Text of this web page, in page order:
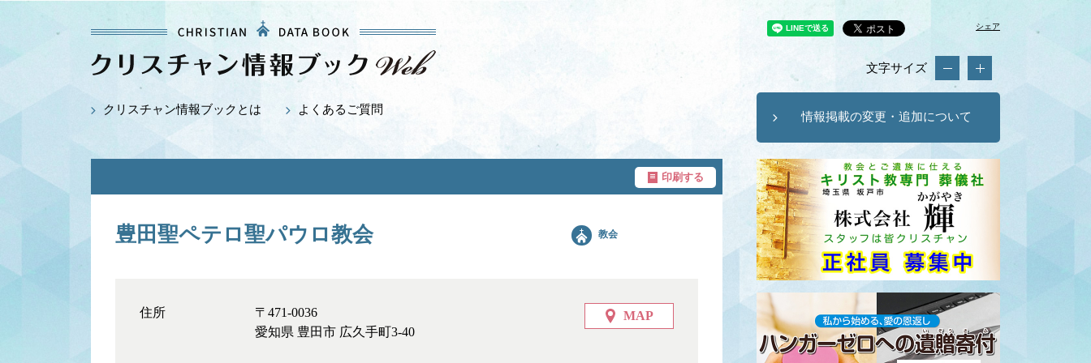
シェア
文字サイズ
情報掲載の変更・追加について
クリスチャン情報ブックとは よくあるご質問
印刷する
教会
豊田聖ペテロ聖パウロ教会
住所 MAP
〒471-0036
愛知県 豊田市 広久手町3-40